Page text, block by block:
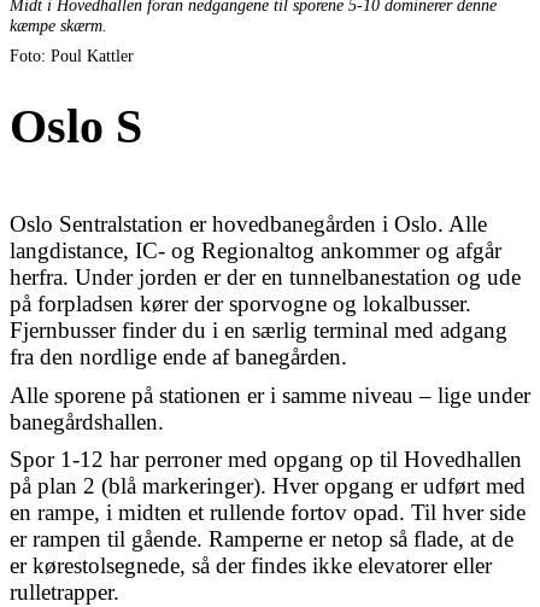
Midt i Hovedhallen foran nedgangene til sporene 5-10 dominerer denne
kæmpe skærm.
Foto: Poul Kattler
Oslo S
Oslo Sentralstation er hovedbanegården i Oslo. Alle
langdistance, IC- og Regionaltog ankommer og afgår
herfra. Under jorden er der en tunnelbanestation og ude
på forpladsen kører der sporvogne og lokalbusser.
Fjernbusser finder du i en særlig terminal med adgang
fra den nordlige ende af banegården.
Alle sporene på stationen er i samme niveau – lige under
banegårdshallen.
Spor 1-12 har perroner med opgang op til Hovedhallen
på plan 2 (blå markeringer). Hver opgang er udført med
en rampe, i midten et rullende fortov opad. Til hver side
er rampen til gående. Ramperne er netop så flade, at de
er kørestolsegnede, så der findes ikke elevatorer eller
rulletrapper.